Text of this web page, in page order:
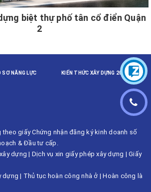
biệt thự phố tân cổ điển Quận
2
SƠ NĂNG LỰC KIẾN THỨC XÂY DỰNG 2023
giấy Chứng nhận đăng ký kinh doanh số
& Đầu tư cấp.
dựng | Dịch vụ xin giấy phép xây dựng | Giấy
dựng | Thủ tục hoàn công nhà ở |Hoàn công là